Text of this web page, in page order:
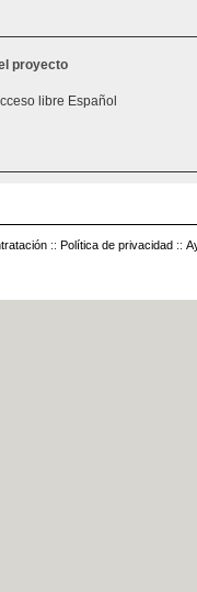
proyecto
libre Español
:: Política de privacidad ::